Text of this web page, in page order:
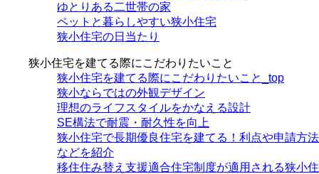
ゆとりある二世帯の家
ペットと暮らしやすい狭小住宅
狭小住宅の日当たり
狭小住宅を建てる際にこだわりたいこと
狭小住宅を建てる際にこだわりたいこと_top
狭小ならではの外観デザイン
理想のライフスタイルをかなえる設計
SE構法で耐震・耐久性を向上
狭小住宅で長期優良住宅を建てる！利点や申請方法
などを紹介
移住住み替え支援適合住宅制度が適用される狭小住